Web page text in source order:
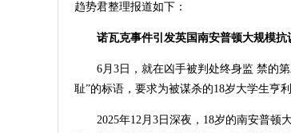
趋势君整理报道如下：
诺瓦克事件引发英国南安普顿大规模抗
6月3日，就在凶手被判处终身监 禁的
耻”的标语，要求为被谋杀的18岁大学生亨
2025年12月3日深夜，18岁的南安普顿